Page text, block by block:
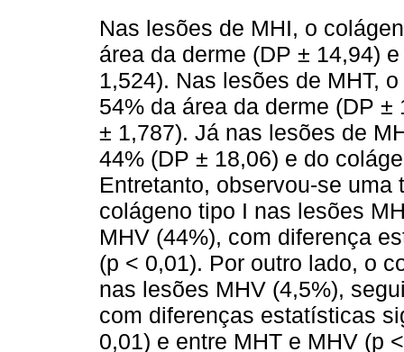
Nas lesões de MHI, o
área da derme (DP ± 14,94)
1,524). Nas lesões de MHT,
54% da área da derme (DP
± 1,787). Já nas lesões de
44% (DP ± 18,06) e do
Entretanto, observou-se
colágeno tipo I nas lesões
MHV (44%), com diferença
(p < 0,01). Por outro lado, o
nas lesões MHV (4,5%),
com diferenças estatísticas
0,01) e entre MHT e MHV (p